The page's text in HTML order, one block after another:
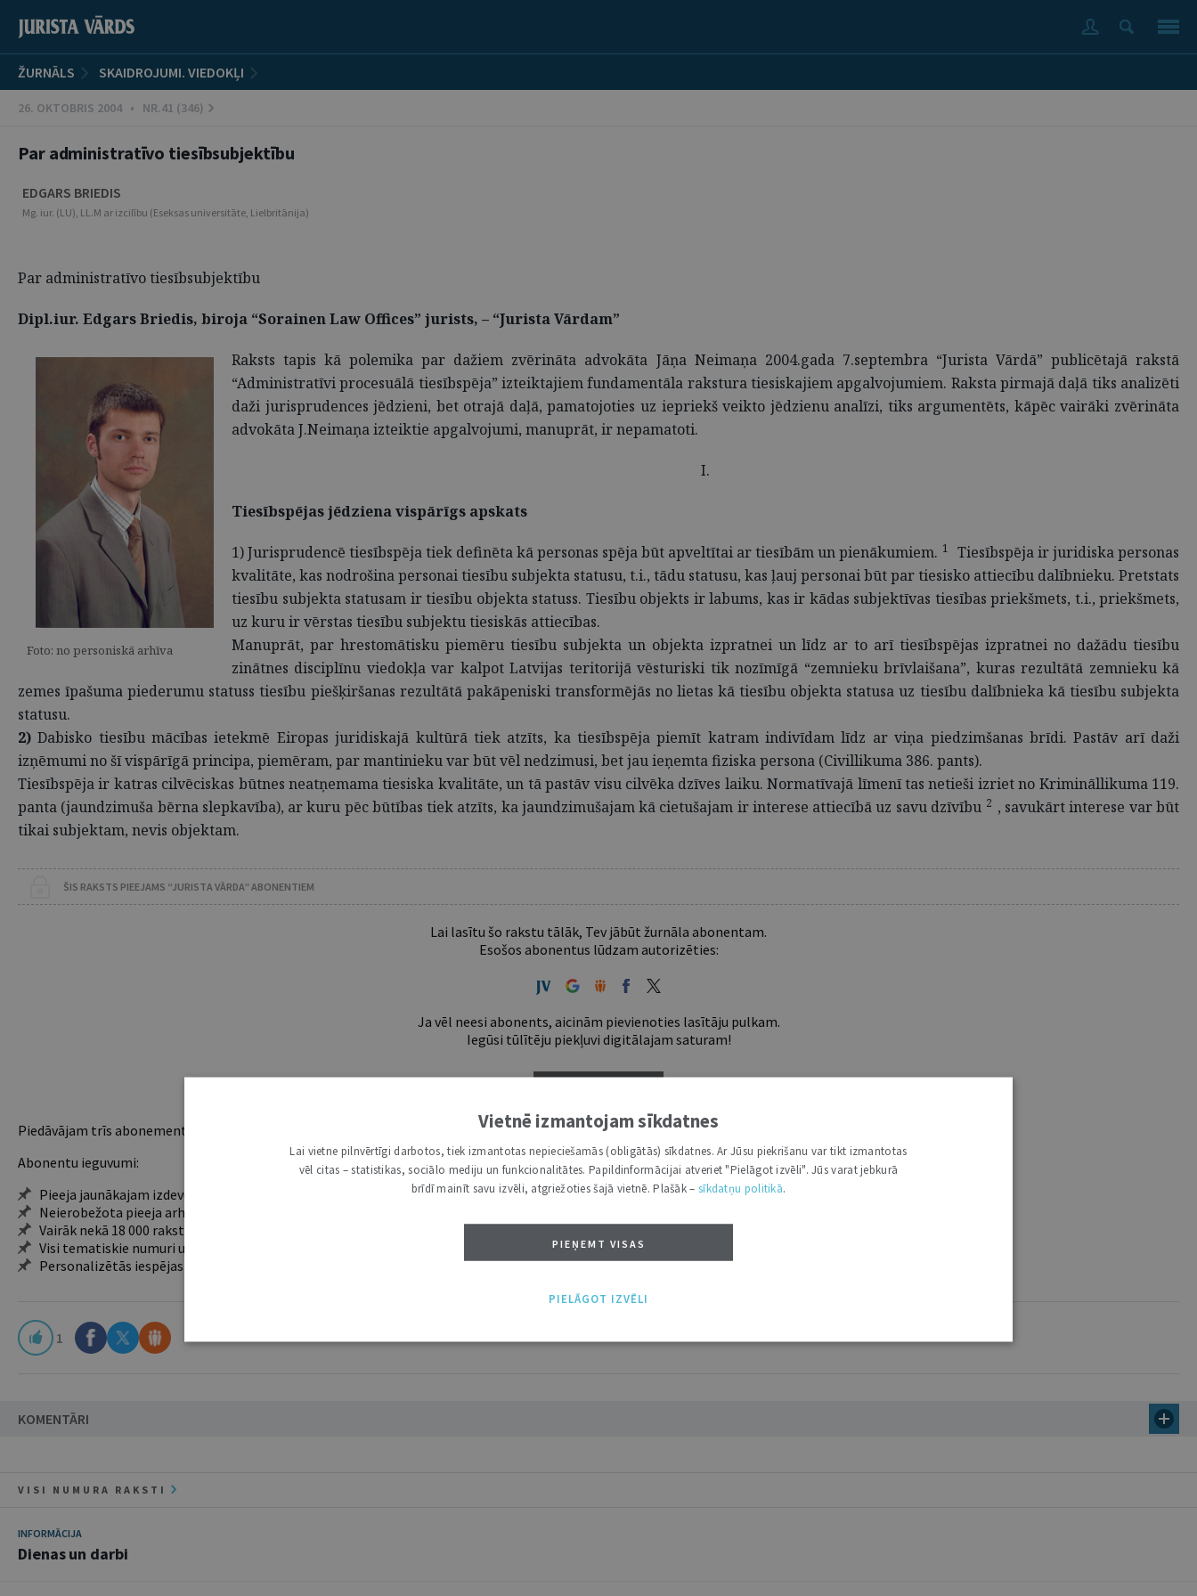
ŽURNĀLS SKAIDROJUMI. VIEDOKĻI
26. OKTOBRIS 2004 • NR.41 (346)
Par administratīvo tiesībsubjektību
EDGARS BRIEDIS
Mg. iur. (LU), LL.M ar izcilību (Eseksas universitāte, Lielbritānija)
Par administratīvo tiesībsubjektību
Dipl.iur. Edgars Briedis, biroja “Sorainen Law Offices” jurists, – “Jurista Vārdam”
Foto: no personiskā arhīva
Raksts tapis kā polemika par dažiem zvērināta advokāta Jāņa Neimaņa 2004.gada 7.septembra “Jurista Vārdā” publicētajā rakstā
“Administratīvi procesuālā tiesībspēja” izteiktajiem fundamentāla rakstura tiesiskajiem apgalvojumiem. Raksta pirmajā daļā tiks analizēti
daži jurisprudences jēdzieni, bet otrajā daļā, pamatojoties uz iepriekš veikto jēdzienu analīzi, tiks argumentēts, kāpēc vairāki zvērināta
advokāta J.Neimaņa izteiktie apgalvojumi, manuprāt, ir nepamatoti.
I.
Tiesībspējas jēdziena vispārīgs apskats
1)Jurisprudencē tiesībspēja tiek definēta kā personas spēja būt apveltītai ar tiesībām un pienākumiem. 1
Tiesībspēja ir juridiska personas
kvalitāte, kas nodrošina personai tiesību subjekta statusu, t.i., tādu statusu, kas ļauj personai būt par tiesisko attiecību dalībnieku. Pretstats
tiesību subjekta statusam ir tiesību objekta statuss. Tiesību objekts ir labums, kas ir kādas subjektīvas tiesības priekšmets, t.i., priekšmets,
uz kuru ir vērstas tiesību subjektu tiesiskās attiecības.
Manuprāt, par hrestomātisku piemēru tiesību subjekta un objekta izpratnei un līdz ar to arī tiesībspējas izpratnei no dažādu tiesību
zinātnes disciplīnu viedokļa var kalpot Latvijas teritorijā vēsturiski tik nozīmīgā “zemnieku brīvlaišana”, kuras rezultātā zemnieku kā
zemes īpašuma piederumu statuss tiesību piešķiršanas rezultātā pakāpeniski transformējās no lietas kā tiesību objekta statusa uz tiesību dalībnieka kā tiesību subjekta
statusu.
2) Dabisko tiesību mācības ietekmē Eiropas juridiskajā kultūrā tiek atzīts, ka tiesībspēja piemīt katram indivīdam līdz ar viņa piedzimšanas brīdi. Pastāv arī daži
izņēmumi no šī vispārīgā principa, piemēram, par mantinieku var būt vēl nedzimusi, bet jau ieņemta fiziska persona (Civillikuma 386. pants).
Tiesībspēja ir katras cilvēciskas būtnes neatņemama tiesiska kvalitāte, un tā pastāv visu cilvēka dzīves laiku. Normatīvajā līmenī tas netieši izriet no Krimināllikuma 119.
panta (jaundzimuša bērna slepkavība), ar kuru pēc būtības tiek atzīts, ka jaundzimušajam kā cietušajam ir interese attiecībā uz savu dzīvību 2 , savukārt interese var būt
tikai subjektam, nevis objektam.
ŠIS RAKSTS PIEEJAMS “JURISTA VĀRDA” ABONENTIEM
Lai lasītu šo rakstu tālāk, Tev jābūt žurnāla abonentam.
Esošos abonentus lūdzam autorizēties:
Ja vēl neesi abonents, aicinām pievienoties lasītāju pulkam.
Iegūsi tūlītēju piekļuvi digitālajam saturam!
Piedāvājam trīs abonementu veidus. Vienam lietotājam piemērotākais ir "Mazais" (3, 6 un 12 mēnešiem).
Abonentu ieguvumi:
Pieeja jaunākajam izdevumam
Neierobežota pieeja arhīvam – 24 h/7 d.
Vairāk nekā 18 000 rakstu un 2000 autoru
Visi tematiskie numuri un ikgadējie grāmatžurnāli
Personalizētās iespējas – piezīmes, citāti, mapes
1
KOMENTĀRI
VISI NUMURA RAKSTI
INFORMĀCIJA
Dienas un darbi
Vietnē izmantojam sīkdatnes
Lai vietne pilnvērtīgi darbotos, tiek izmantotas nepieciešamās (obligātās) sīkdatnes. Ar Jūsu piekrišanu var tikt izmantotas
vēl citas – statistikas, sociālo mediju un funkcionalitātes. Papildinformācijai atveriet "Pielāgot izvēli". Jūs varat jebkurā
brīdī mainīt savu izvēli, atgriežoties šajā vietnē. Plašāk – sīkdatņu politikā.
PIEŅEMT VISAS
PIELĀGOT IZVĒLI